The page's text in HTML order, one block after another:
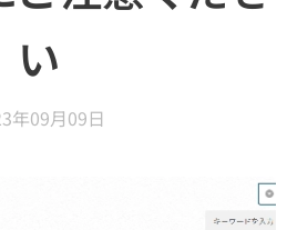
い
年09月09日